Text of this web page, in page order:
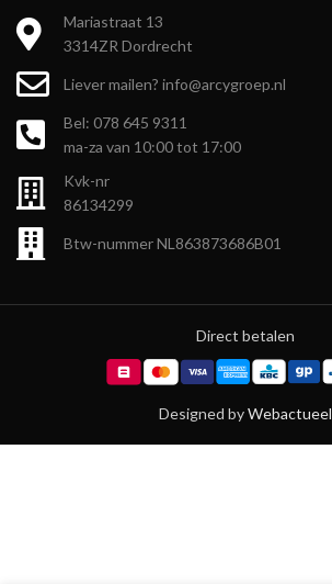
Mariastraat 13
3314ZR Dordrecht
Liever mailen? info@arcygroep.nl
Bel: 078 645 9311
ma-za van 10:00 tot 17:00
Kvk-nr
86134299
Btw-nummer NL863873686B01
Direct betalen
Designed byWebactueel